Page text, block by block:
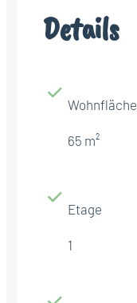
Details
Wohnfläche
65 m²
Etage
1